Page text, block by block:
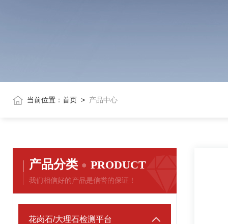
当前位置： 首页 > 产品中心
产品分类 PRODUCT
我们相信好的产品是信誉的保证！
花岗石/大理石检测平台